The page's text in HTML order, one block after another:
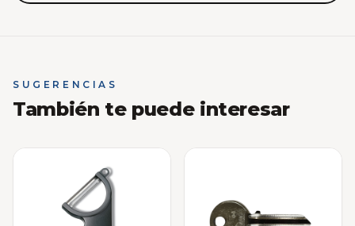
SUGERENCIAS
También te puede interesar